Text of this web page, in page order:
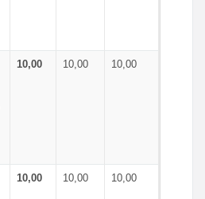
10,00 10,00 10,00
10,00 10,00 10,00